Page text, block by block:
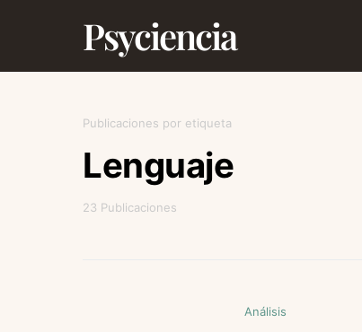
Psyciencia
Publicaciones por etiqueta
Lenguaje
23 Publicaciones
Análisis